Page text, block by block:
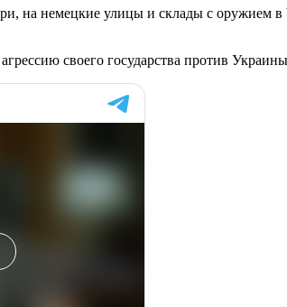
на немецкие улицы и склады с оружием
своего государства против